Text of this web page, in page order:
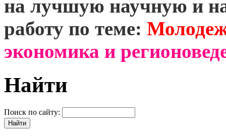
на лучшую научную и
работу по теме:
экономика и
Найти
Поиск по сайту: